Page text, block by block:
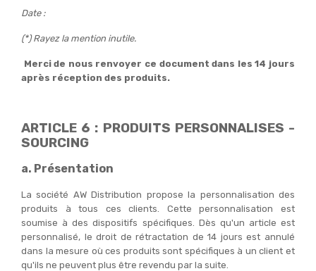
Date :
(*) Rayez la mention inutile.
Merci de nous renvoyer ce document dans les 14 jours
après réception des produits.
ARTICLE 6 : PRODUITS PERSONNALISES -
SOURCING
a. Présentation
La société AW Distribution propose la personnalisation des
produits à tous ces clients. Cette personnalisation est
soumise à des dispositifs spécifiques. Dès qu'un article est
personnalisé, le droit de rétractation de 14 jours est annulé
dans la mesure où ces produits sont spécifiques à un client et
qu'ils ne peuvent plus être revendu par la suite.